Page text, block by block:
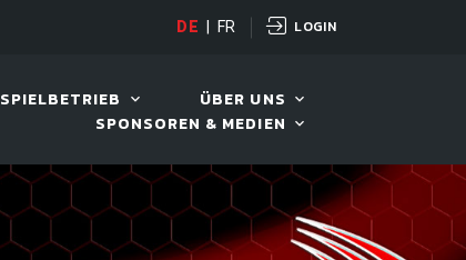
LIVE! VIVA OPEN
DE FR LOGIN
SPIELBETRIEB
ÜBER UNS
SPONSOREN & MEDIEN